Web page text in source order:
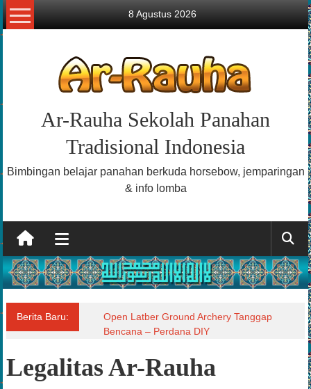
Lompat
ke
konten
8 Agustus 2026
Ar-Rauha Sekolah Panahan
Tradisional Indonesia
Bimbingan belajar panahan berkuda horsebow, jemparingan
& info lomba
Berita Baru:
Open Latber Ground Archery Tanggap
Bencana – Perdana DIY
Legalitas Ar-Rauha